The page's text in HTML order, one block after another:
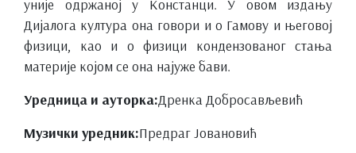
уније одржаној у Констанци. У овом издању
Дијалога култура она говори и о Гамову и његовој
физици, као и о физици кондензованог стања
материје којом се она најуже бави.
Уредница и ауторка:Дренка Добросављевић
Музички уредник:Предраг Јовановић